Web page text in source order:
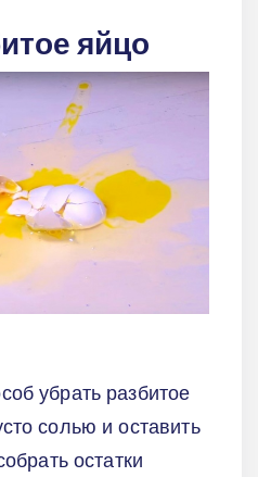
яйцо
убрать разбитое
солью и оставить
остатки